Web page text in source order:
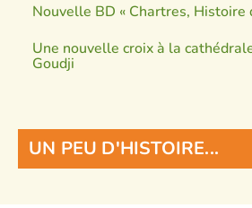
Nouvelle BD « Chartres, Histoire
Une nouvelle croix à la
Goudji
UN PEU D'HISTOIRE...